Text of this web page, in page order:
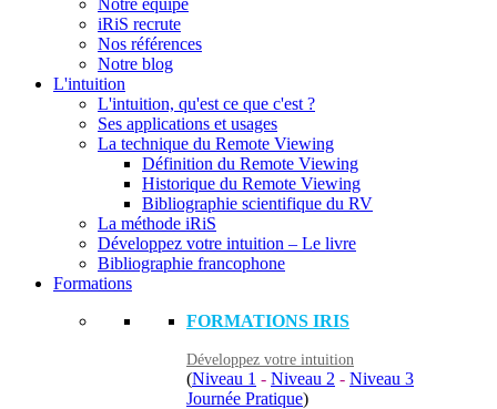
Notre équipe
iRiS recrute
Nos références
Notre blog
L'intuition
L'intuition, qu'est ce que c'est ?
Ses applications et usages
La technique du Remote Viewing
Définition du Remote Viewing
Historique du Remote Viewing
Bibliographie scientifique du RV
La méthode iRiS
Développez votre intuition – Le livre
Bibliographie francophone
Formations
FORMATIONS IRIS
Développez votre intuition
(Niveau 1 - Niveau 2 - Niveau 3
Journée Pratique)